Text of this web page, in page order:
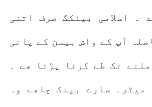
۔ اسلامی بینکگ صرف اتنی
آپ کے واش بیسن کے پانی
تک طے کرنا پڑتا ھے ۔
میٹر۔ سارے بینک چاھے وہ